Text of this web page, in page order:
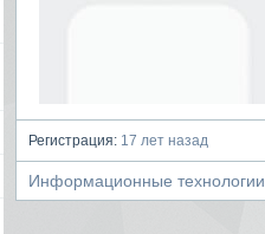
Регистрация:17 лет назад
Информационные технологии